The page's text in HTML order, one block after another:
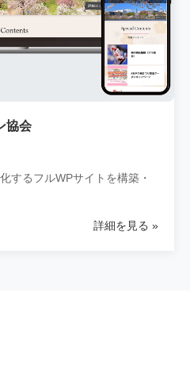
協会
するフルWPサイトを構築・
詳細を見る